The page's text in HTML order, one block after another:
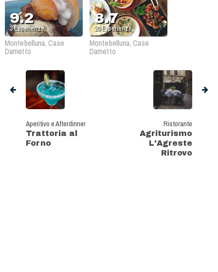
9.2
3Esperienze
Montebelluna, Case
Dametto
8.7
20Esperienze
Montebelluna, Case
Dametto
Aperitivo e Afterdinner
Trattoria al
Forno
Ristorante
Agriturismo
L'Agreste
Ritrovo